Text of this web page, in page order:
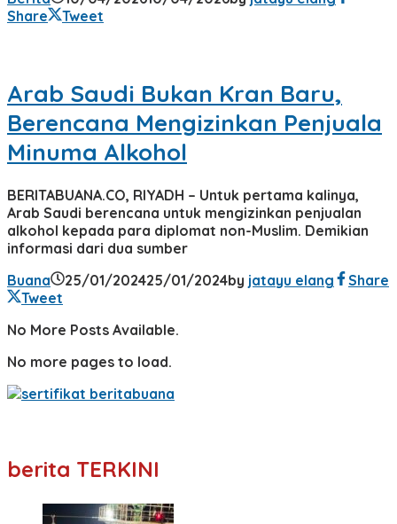
Share
Tweet
Arab Saudi Bukan Kran Baru,
Berencana Mengizinkan Penjuala
Minuma Alkohol
BERITABUANA.CO, RIYADH – Untuk pertama kalinya,
Arab Saudi berencana untuk mengizinkan penjualan
alkohol kepada para diplomat non-Muslim. Demikian
informasi dari dua sumber
Buana
25/01/202425/01/2024by jatayu elang
Share
Tweet
No More Posts Available.
No more pages to load.
berita TERKINI